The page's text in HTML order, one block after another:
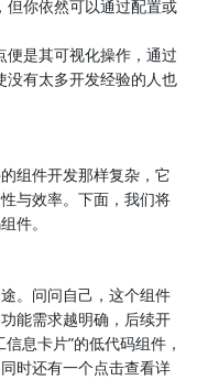
但你依然可以通过配置或
便是其可视化操作，通过
没有太多开发经验的人也
组件开发那样复杂，它
与效率。下面，我们将
件。
。问问自己，这个组件
能需求越明确，后续开
息卡片”的低代码组件，
时还有一个点击查看详